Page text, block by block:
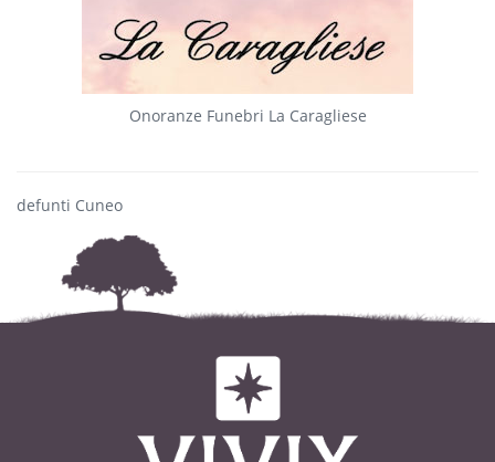
Onoranze Funebri La Caragliese
defunti Cuneo